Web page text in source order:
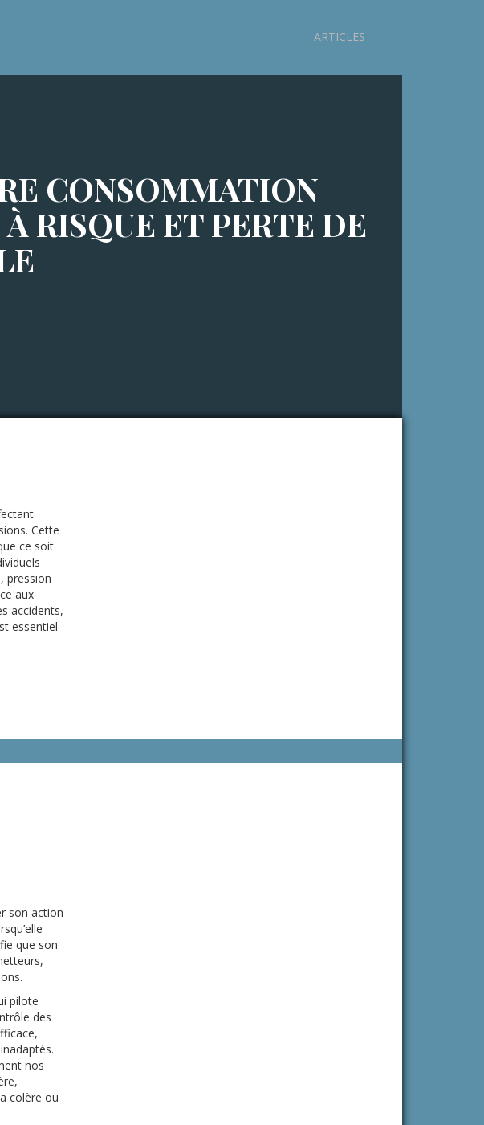
ARTICLES
CONSOMMATION
RISQUE ET PERTE DE
Cette
ce soit
pression
aux
accidents,
essentiel
son action
que son
pilote
des
nos
colère ou